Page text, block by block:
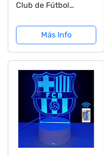
Club de Fútbol
Ajustable para
Hombre, Mujer y Niño
Más Info